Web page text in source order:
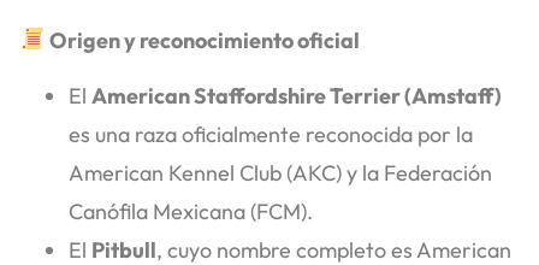
Origen y reconocimiento oficial
El American Staffordshire Terrier (Amstaff)
es una raza oficialmente reconocida por la
American Kennel Club (AKC) y la Federación
Canófila Mexicana (FCM).
El Pitbull, cuyo nombre completo es American